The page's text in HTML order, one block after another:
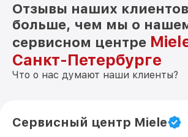
Отзывы наших
больше, чем мы о
сервисном центре
Санкт-Петербурге
Что о нас думают наши клиенты?
Сервисный центр Miele